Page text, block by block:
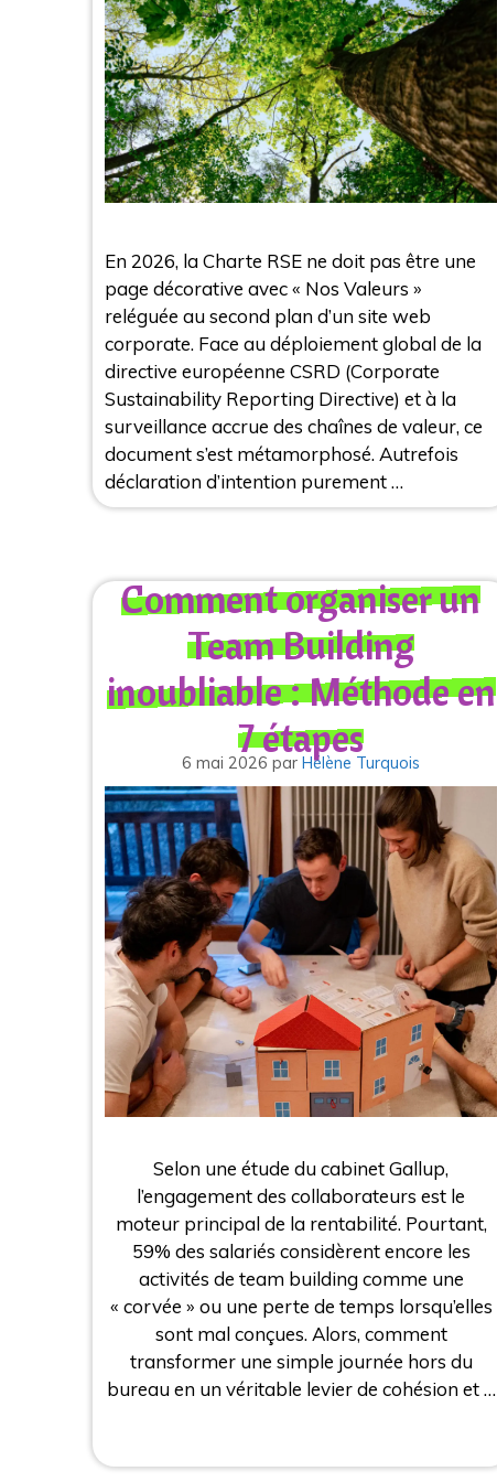
En 2026, la Charte RSE ne doit pas être une
page décorative avec « Nos Valeurs »
reléguée au second plan d’un site web
corporate. Face au déploiement global de la
directive européenne CSRD (Corporate
Sustainability Reporting Directive) et à la
surveillance accrue des chaînes de valeur, ce
document s’est métamorphosé. Autrefois
déclaration d’intention purement …
Comment organiser un
Team Building
inoubliable : Méthode en
7 étapes
6 mai 2026 parHélène Turquois
Selon une étude du cabinet Gallup,
l’engagement des collaborateurs est le
moteur principal de la rentabilité. Pourtant,
59% des salariés considèrent encore les
activités de team building comme une
« corvée » ou une perte de temps lorsqu’elles
sont mal conçues. Alors, comment
transformer une simple journée hors du
bureau en un véritable levier de cohésion et …